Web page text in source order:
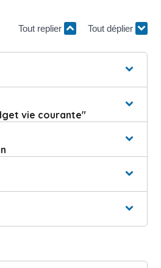
Tout replier Tout déplier
vie courante"